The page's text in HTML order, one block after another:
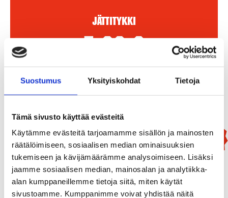
Suostumus Yksityiskohdat Tietoja
Tämä sivusto käyttää evästeitä
Käytämme evästeitä tarjoamamme sisällön ja mainosten
räätälöimiseen, sosiaalisen median ominaisuuksien
tukemiseen ja kävijämäärämme analysoimiseen. Lisäksi
jaamme sosiaalisen median, mainosalan ja analytiikka-
alan kumppaneillemme tietoja siitä, miten käytät
sivustoamme. Kumppanimme voivat yhdistää näitä
Jättitykki
4kpl/pkt
Lisää Ostoslistaan
Uutuus!